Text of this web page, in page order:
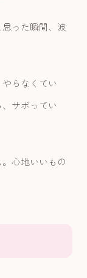
思った瞬間、波
らなくてい
サボってい
心地いいもの